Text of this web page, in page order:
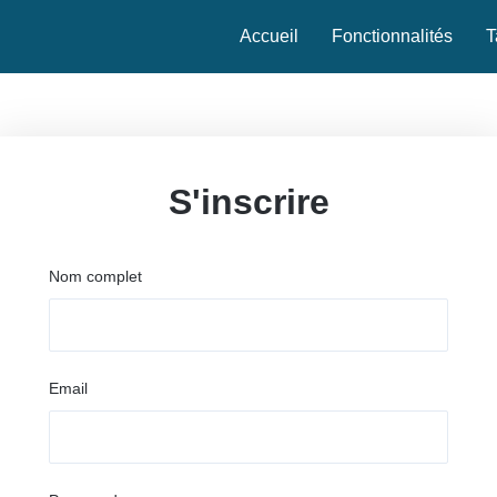
Accueil Fonctionnalités
S'inscrire
Nom complet
Email